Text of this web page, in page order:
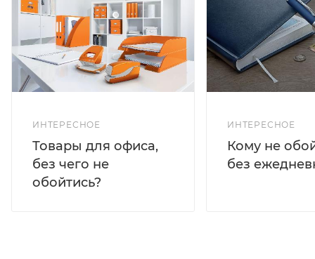
ИНТЕРЕСНОЕ
Товары для офиса,
без чего не
обойтись?
ИНТЕРЕСНОЕ
Кому не
без